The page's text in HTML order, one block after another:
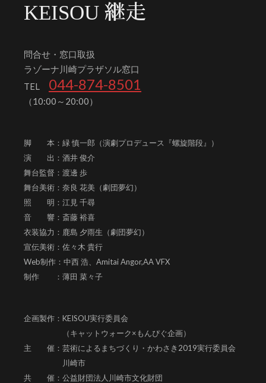
KEISOU 継走
問合せ・窓口取扱
ラゾーナ川崎プラザソル窓口
TEL 044-874-8501
（10:00～20:00）
脚 本：緑 慎一郎（演劇プロデュース『螺旋階段』）
演 出：酒井 俊介
舞台監督：渡邊 歩
舞台美術：奈良 花美（劇団夢幻）
照 明：江見 千尋
音 響：斎藤 裕喜
衣装協力：鹿島 夕雨生（劇団夢幻）
宣伝美術：佐々木 貴行
Web制作：中西 浩、 Amitai Angor,AA VFX
制作 ：薄田 菜々子
企画製作：KEISOU実行委員会
（キャットウォーク×もんぴぐ企画）
主 催：芸術によるまちづくり・かわさき2019実行委員会
川崎市
共 催：公益財団法人川崎市文化財団